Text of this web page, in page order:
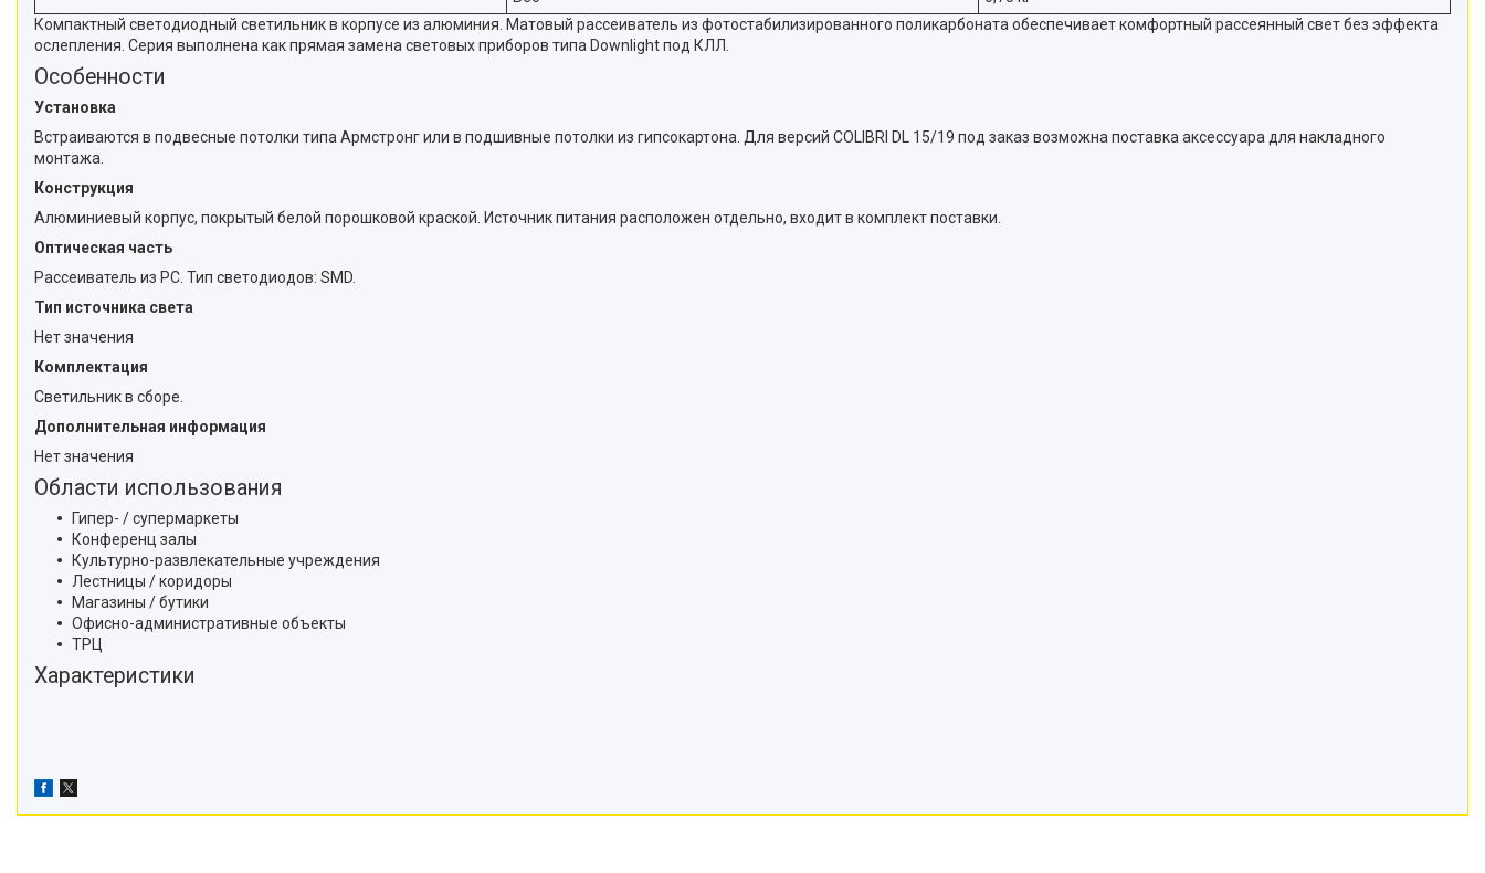
Компактный светодиодный светильник в корпусе из алюминия. Матовый рассеиватель из фотостабилизированного поликарбоната обеспечивает комфортный рассеянный свет без эффекта
ослепления. Серия выполнена как прямая замена световых приборов типа Downlight под КЛЛ.
Особенности
Установка
Встраиваются в подвесные потолки типа Армстронг или в подшивные потолки из гипсокартона. Для версий COLIBRI DL 15/19 под заказ возможна поставка аксессуара для накладного
монтажа.
Конструкция
Алюминиевый корпус, покрытый белой порошковой краской. Источник питания расположен отдельно, входит в комплект поставки.
Оптическая часть
Рассеиватель из PC. Тип светодиодов: SMD.
Тип источника света
Нет значения
Комплектация
Светильник в сборе.
Дополнительная информация
Нет значения
Области использования
Гипер- / супермаркеты
Конференц залы
Культурно-развлекательные учреждения
Лестницы / коридоры
Магазины / бутики
Офисно-административные объекты
ТРЦ
Характеристики